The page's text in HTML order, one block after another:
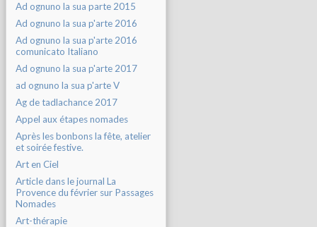
Ad ognuno la sua parte 2015
Ad ognuno la sua p'arte 2016
Ad ognuno la sua p'arte 2016
comunicato Italiano
Ad ognuno la sua p'arte 2017
ad ognuno la sua p'arte V
Ag de tadlachance 2017
Appel aux étapes nomades
Après les bonbons la fête, atelier
et soirée festive.
Art en Ciel
Article dans le journal La
Provence du février sur Passages
Nomades
Art-thérapie